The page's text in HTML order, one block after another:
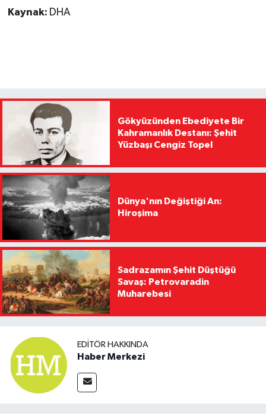
Kaynak: DHA
Gökyüzünden Ebediyete Bir
Kahramanlık Destanı: Şehit
Yüzbaşı Cengiz Topel
Dünya'nın Değiştiği An:
Hiroşima
Sadrazamın Şehit Düştüğü
Savaş: Petrovaradin
Muharebesi
EDITÖR HAKKINDA
Haber Merkezi